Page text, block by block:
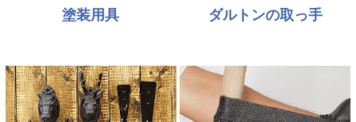
塗装用具 ダルトンの取っ手